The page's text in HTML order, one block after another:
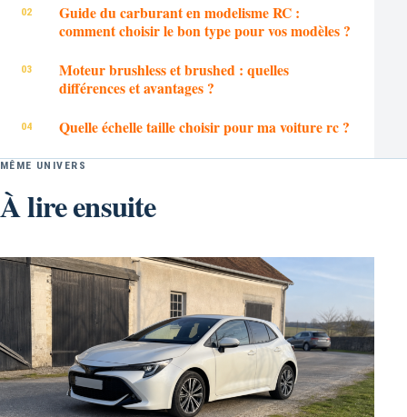
Guide du carburant en modelisme RC :
comment choisir le bon type pour vos modèles ?
Moteur brushless et brushed : quelles
différences et avantages ?
Quelle échelle taille choisir pour ma voiture rc ?
MÊME UNIVERS
À lire ensuite